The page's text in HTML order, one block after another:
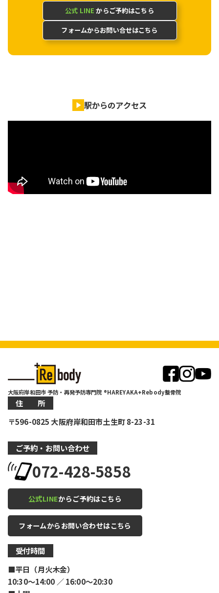
公式 LINE からご予約はこちら
フォームからお問い合せはこちら
駅からのアクセス
大阪府岸和田市 予防・再発予防専門院 ®HAREYAKA+Rebody整骨院
住 所
〒596-0825 大阪府岸和田市土生町 8-23-31
ご予約・お問い合わせ
072-428-5858
公式LINEからご予約はこちら
フォームからお問い合わせはこちら
受付時間
■平日（月火木金）
10:30〜14:00 ／ 16:00〜20:30